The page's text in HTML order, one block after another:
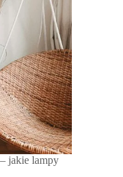
jakie lampy